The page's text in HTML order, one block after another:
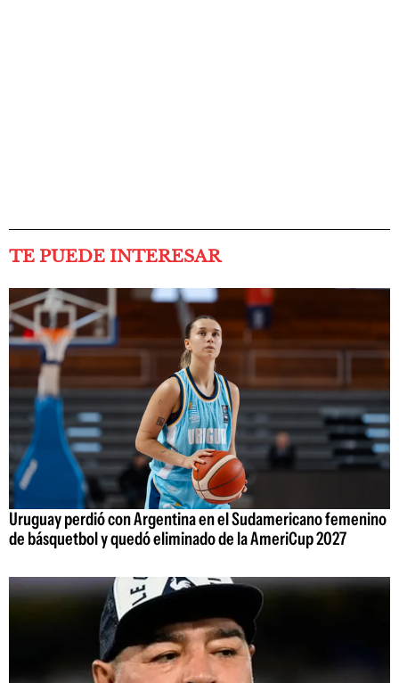
TE PUEDE INTERESAR
Uruguay perdió con Argentina en el Sudamericano femenino
de básquetbol y quedó eliminado de la AmeriCup 2027